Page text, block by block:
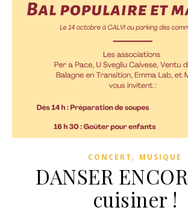
CONCERT , MUSIQUE
DANSER
cuisiner !